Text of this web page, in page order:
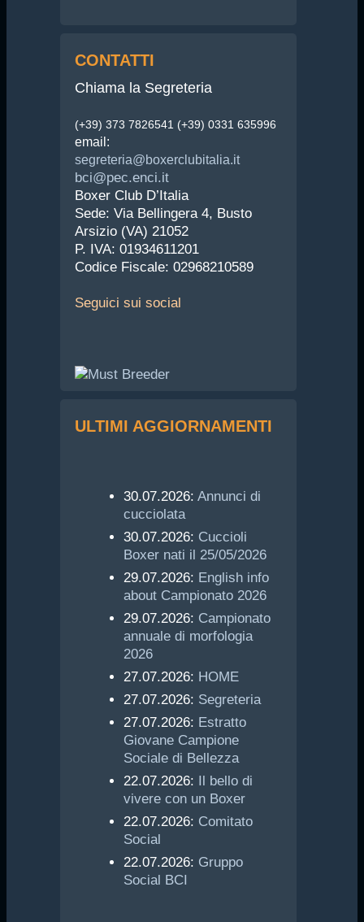
CONTATTI
Chiama la Segreteria
(+39) 373 7826541 (+39) 0331 635996
email:
segreteria@boxerclubitalia.it
bci@pec.enci.it
Boxer Club D’Italia
Sede: Via Bellingera 4, Busto
Arsizio (VA) 21052
P. IVA: 01934611201
Codice Fiscale: 02968210589
Seguici sui social
ULTIMI AGGIORNAMENTI
30.07.2026: Annunci di
cucciolata
30.07.2026: Cuccioli
Boxer nati il 25/05/2026
29.07.2026: English info
about Campionato 2026
29.07.2026: Campionato
annuale di morfologia
2026
27.07.2026: HOME
27.07.2026: Segreteria
27.07.2026: Estratto
Giovane Campione
Sociale di Bellezza
22.07.2026: Il bello di
vivere con un Boxer
22.07.2026: Comitato
Social
22.07.2026: Gruppo
Social BCI